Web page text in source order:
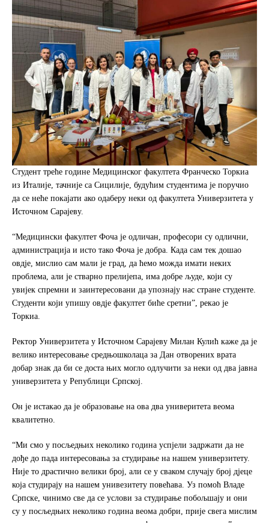
Студент треће године Медицинског факултета Франческо Торкиа
из Италије, тачније са Сицилије, будућим студентима је поручио
да се неће покајати ако одаберу неки од факултета Универзитета у
Источном Сарајеву.
“Медицински факултет Фоча је одличан, професори су одлични,
администрација и исто тако Фоча је добра. Када сам тек дошао
овдје, мислио сам мали је град, да ћемо можда имати неких
проблема, али је стварно прелијепа, има добре људе, који су
увијек спремни и заинтересовани да упознају нас стране студенте.
Студенти који упишу овдје факултет биће сретни”, рекао је
Торкиа.
Ректор Универзитета у Источном Сарајеву Милан Кулић каже да је
велико интересовање средњошколаца за Дан отворених врата
добар знак да би се доста њих могло одлучити за неки од два јавна
универзитета у Републици Српској.
Он је истакао да је образовање на ова два универитета веома
квалитетно.
“Ми смо у посљедњих неколико година успјели задржати да не
дође до пада интересовања за студирање на нашем универзитету.
Није то драстично велики број, али се у сваком случају број дјеце
која студирају на нашем унивезитету повећава. Уз помоћ Владе
Српске, чинимо све да се услови за студирање побољшају и они
су у посљедњих неколико година веома добри, прије свега мислим